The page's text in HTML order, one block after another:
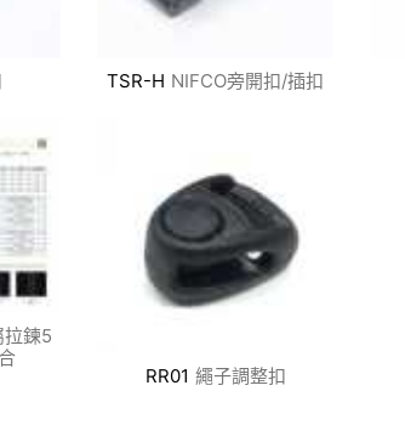
TSR-H NIFCO旁開扣/插扣
鍊5
RR01 繩子調整扣